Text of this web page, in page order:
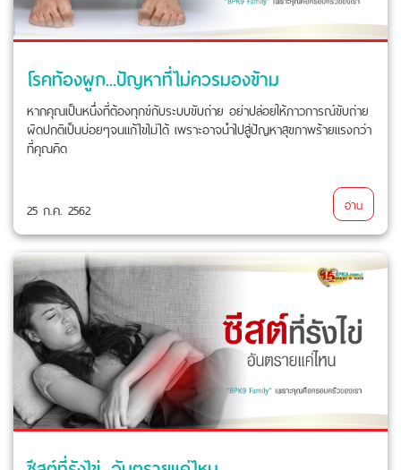
โรคท้องผูก...ปัญหาที่ไม่ควรมองข้าม
หากคุณเป็นหนึ่งที่ต้องทุกข์กับระบบขับถ่าย อย่าปล่อยให้ภาวการณ์ขับถ่าย
ผิดปกติเป็นบ่อยๆจนแก้ไขไม่ได้ เพราะอาจนำไปสู่ปัญหาสุขภาพร้ายแรงกว่า
ที่คุณคิด
25 ก.ค. 2562 อ่าน